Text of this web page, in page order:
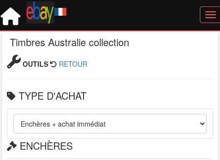
Timbres Australie collection
OUTILS RETOUR
TYPE D'ACHAT
ENCHÈRES